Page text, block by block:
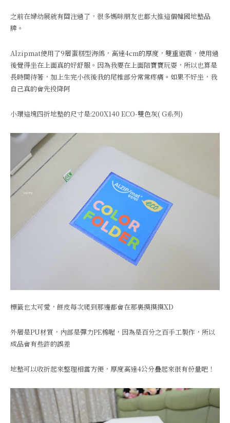
之前在婦幼展就有關注過了，很多媽咪朋友也都大推這個韓國地墊品
牌。
Alzipmat使用了9層蛋糕型海綿，高達4cm的厚度，雙重避震，使用過
後覺得坐在上面真的好舒服。因為我要在上面陪寶寶玩耍，所以也算是
長時間待著，加上生完小孩後我的尾椎部分常常疼痛。如果不好坐，我
自己真的會先投降阿
小環這塊四折地墊的尺寸是:200X140 ECO-雙色灰( G系列)
標籤也太可愛，餅皮每次爬到那邊都會在那裏摸摸摸XD
外層是PU材質，內部是彈力PE棉喔，因為是百分之百手工製作，所以
成品會有些許的誤差
地墊可以收折起來整理相當方便，厚度高達4公分疊起來很有份量吧！